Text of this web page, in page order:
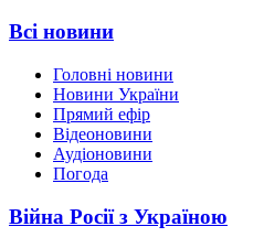
Всі новини
Головні новини
Новини України
Прямий ефір
Відеоновини
Аудіоновини
Погода
Війна Росії з Україною